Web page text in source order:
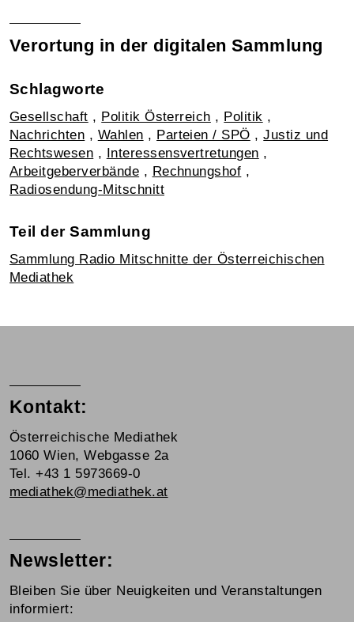
Verortung in der digitalen Sammlung
Schlagworte
Gesellschaft , Politik Österreich , Politik ,
Nachrichten , Wahlen , Parteien / SPÖ ,Justiz und
Rechtswesen , Interessensvertretungen ,
Arbeitgeberverbände , Rechnungshof ,
Radiosendung-Mitschnitt
Teil der Sammlung
Sammlung Radio Mitschnitte der Österreichischen
Mediathek
Kontakt:
Österreichische Mediathek
1060 Wien, Webgasse 2a
Tel. +43 1 5973669-0
mediathek@mediathek.at
Newsletter:
Bleiben Sie über Neuigkeiten und Veranstaltungen
informiert: